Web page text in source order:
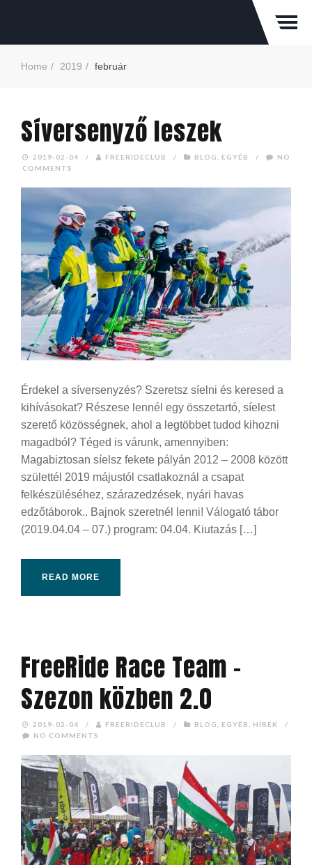
Home 2019 február
Síversenyző leszek
2019-02-04 / FREERIDECLUB / BLOG EGYÉB /
NO
COMMENTS
Érdekel a síversenyzés? Szeretsz síelni és keresed a
kihívásokat? Részese lennél egy összetartó, síelest
szerető közösségnek, ahol a legtöbbet tudod kihozni
magadból? Téged is várunk, amennyiben:
Magabiztosan síelsz fekete pályán 2012 – 2008 között
születtél 2019 májustól csatlakoznál a csapat
felkészüléséhez, szárazedzések, nyári havas
edzőtáborok.. Bajnok szeretnél lenni! Válogató tábor
(2019.04.04 – 07.) program: 04.04. Kiutazás […]
READ MORE
FreeRide Race Team –
Szezon közben 2.0
2019-02-04 / FREERIDECLUB / BLOG EGYÉB HÍREK
/
NO COMMENTS